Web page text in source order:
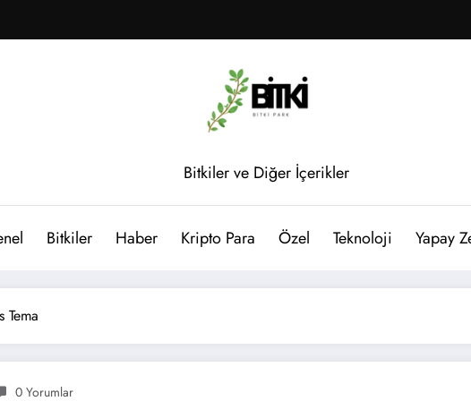
Bitkiler ve Diğer İçerikler
Bitkiler Haber Kripto Para Özel Teknoloji Yapay
Tema
0 Yorumlar